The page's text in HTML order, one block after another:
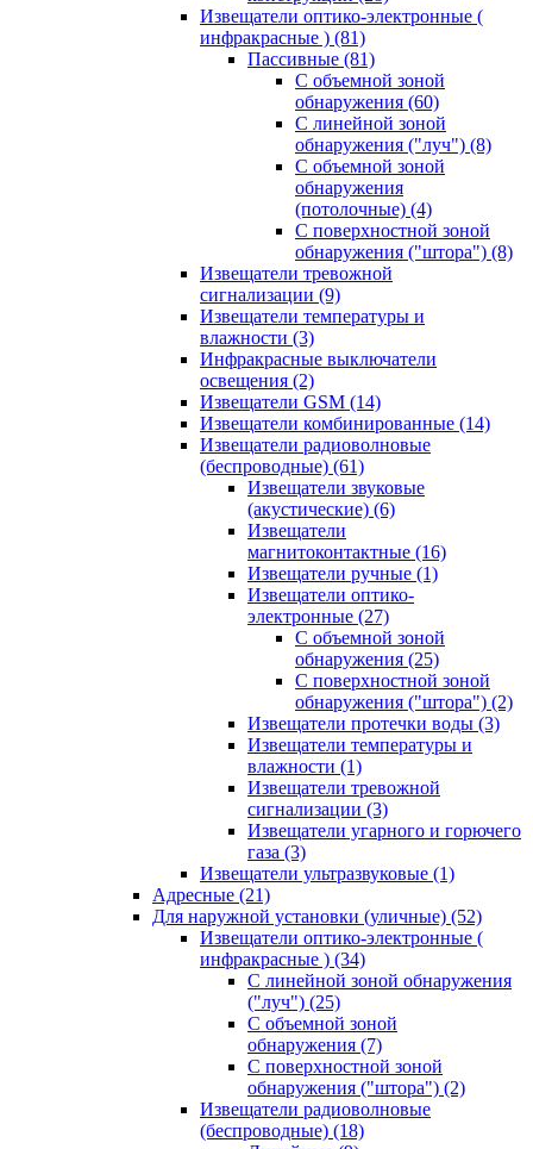
Извещатели оптико-электронные (
инфракрасные ) (81)
Пассивные (81)
С объемной зоной
обнаружения (60)
С линейной зоной
обнаружения ("луч") (8)
С объемной зоной
обнаружения
(потолочные) (4)
С поверхностной зоной
обнаружения ("штора") (8)
Извещатели тревожной
сигнализации (9)
Извещатели температуры и
влажности (3)
Инфракрасные выключатели
освещения (2)
Извещатели GSM (14)
Извещатели комбинированные (14)
Извещатели радиоволновые
(беспроводные) (61)
Извещатели звуковые
(акустические) (6)
Извещатели
магнитоконтактные (16)
Извещатели ручные (1)
Извещатели оптико-
электронные (27)
С объемной зоной
обнаружения (25)
С поверхностной зоной
обнаружения ("штора") (2)
Извещатели протечки воды (3)
Извещатели температуры и
влажности (1)
Извещатели тревожной
сигнализации (3)
Извещатели угарного и горючего
газа (3)
Извещатели ультразвуковые (1)
Адресные (21)
Для наружной установки (уличные) (52)
Извещатели оптико-электронные (
инфракрасные ) (34)
С линейной зоной обнаружения
("луч") (25)
С объемной зоной
обнаружения (7)
С поверхностной зоной
обнаружения ("штора") (2)
Извещатели радиоволновые
(беспроводные) (18)